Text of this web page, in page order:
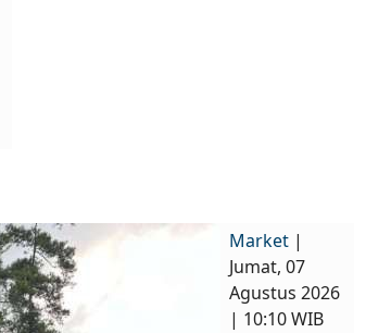
Market |
Jumat, 07
Agustus 2026
| 10:10 WIB